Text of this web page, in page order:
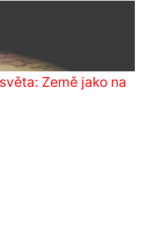
Země jako na